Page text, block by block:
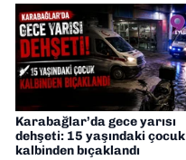
Karabağlar’da gece yarısı
dehşeti: 15 yaşındaki çocuk
kalbinden bıçaklandı